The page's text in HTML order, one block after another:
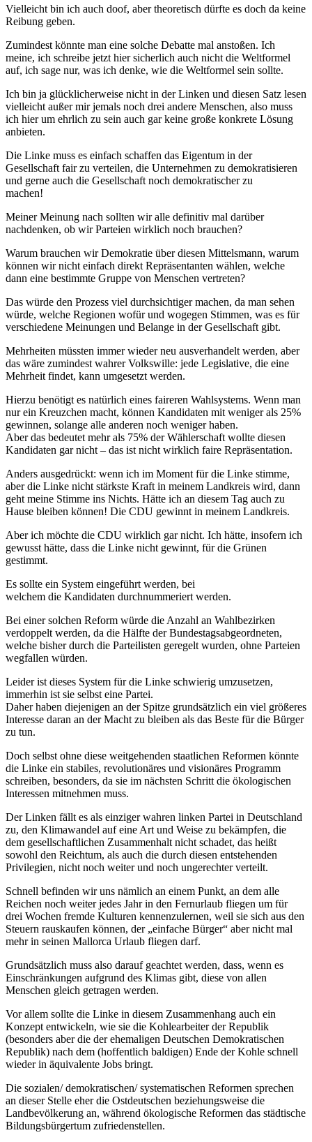
Vielleicht bin ich auch doof, aber theoretisch dürfte es doch da keine
Reibung geben.
Zumindest könnte man eine solche Debatte mal anstoßen. Ich
meine, ich schreibe jetzt hier sicherlich auch nicht die Weltformel
auf, ich sage nur, was ich denke, wie die Weltformel sein sollte.
Ich bin ja glücklicherweise nicht in der Linken und diesen Satz lesen
vielleicht außer mir jemals noch drei andere Menschen, also muss
ich hier um ehrlich zu sein auch gar keine große konkrete Lösung
anbieten.
Die Linke muss es einfach schaffen das Eigentum in der
Gesellschaft fair zu verteilen, die Unternehmen zu demokratisieren
und gerne auch die Gesellschaft noch demokratischer zu
machen!
Meiner Meinung nach sollten wir alle definitiv mal darüber
nachdenken, ob wir Parteien wirklich noch brauchen?
Warum brauchen wir Demokratie über diesen Mittelsmann, warum
können wir nicht einfach direkt Repräsentanten wählen, welche
dann eine bestimmte Gruppe von Menschen vertreten?
Das würde den Prozess viel durchsichtiger machen, da man sehen
würde, welche Regionen wofür und wogegen Stimmen, was es für
verschiedene Meinungen und Belange in der Gesellschaft gibt.
Mehrheiten müssten immer wieder neu ausverhandelt werden, aber
das wäre zumindest wahrer Volkswille: jede Legislative, die eine
Mehrheit findet, kann umgesetzt werden.
Hierzu benötigt es natürlich eines faireren Wahlsystems. Wenn man
nur ein Kreuzchen macht, können Kandidaten mit weniger als 25%
gewinnen, solange alle anderen noch weniger haben.
Aber das bedeutet mehr als 75% der Wählerschaft wollte diesen
Kandidaten gar nicht – das ist nicht wirklich faire Repräsentation.
Anders ausgedrückt: wenn ich im Moment für die Linke stimme,
aber die Linke nicht stärkste Kraft in meinem Landkreis wird, dann
geht meine Stimme ins Nichts. Hätte ich an diesem Tag auch zu
Hause bleiben können! Die CDU gewinnt in meinem Landkreis.
Aber ich möchte die CDU wirklich gar nicht. Ich hätte, insofern ich
gewusst hätte, dass die Linke nicht gewinnt, für die Grünen
gestimmt.
Es sollte ein System eingeführt werden, bei
welchem die Kandidaten durchnummeriert werden.
Bei einer solchen Reform würde die Anzahl an Wahlbezirken
verdoppelt werden, da die Hälfte der Bundestagsabgeordneten,
welche bisher durch die Parteilisten geregelt wurden, ohne Parteien
wegfallen würden.
Leider ist dieses System für die Linke schwierig umzusetzen,
immerhin ist sie selbst eine Partei.
Daher haben diejenigen an der Spitze grundsätzlich ein viel größeres
Interesse daran an der Macht zu bleiben als das Beste für die Bürger
zu tun.
Doch selbst ohne diese weitgehenden staatlichen Reformen könnte
die Linke ein stabiles, revolutionäres und visionäres Programm
schreiben, besonders, da sie im nächsten Schritt die ökologischen
Interessen mitnehmen muss.
Der Linken fällt es als einziger wahren linken Partei in Deutschland
zu, den Klimawandel auf eine Art und Weise zu bekämpfen, die
dem gesellschaftlichen Zusammenhalt nicht schadet, das heißt
sowohl den Reichtum, als auch die durch diesen entstehenden
Privilegien, nicht noch weiter und noch ungerechter verteilt.
Schnell befinden wir uns nämlich an einem Punkt, an dem alle
Reichen noch weiter jedes Jahr in den Fernurlaub fliegen um für
drei Wochen fremde Kulturen kennenzulernen, weil sie sich aus den
Steuern rauskaufen können, der „einfache Bürger“ aber nicht mal
mehr in seinen Mallorca Urlaub fliegen darf.
Grundsätzlich muss also darauf geachtet werden, dass, wenn es
Einschränkungen aufgrund des Klimas gibt, diese von allen
Menschen gleich getragen werden.
Vor allem sollte die Linke in diesem Zusammenhang auch ein
Konzept entwickeln, wie sie die Kohlearbeiter der Republik
(besonders aber die der ehemaligen Deutschen Demokratischen
Republik) nach dem (hoffentlich baldigen) Ende der Kohle schnell
wieder in äquivalente Jobs bringt.
Die sozialen/ demokratischen/ systematischen Reformen sprechen
an dieser Stelle eher die Ostdeutschen beziehungsweise die
Landbevölkerung an, während ökologische Reformen das städtische
Bildungsbürgertum zufriedenstellen.